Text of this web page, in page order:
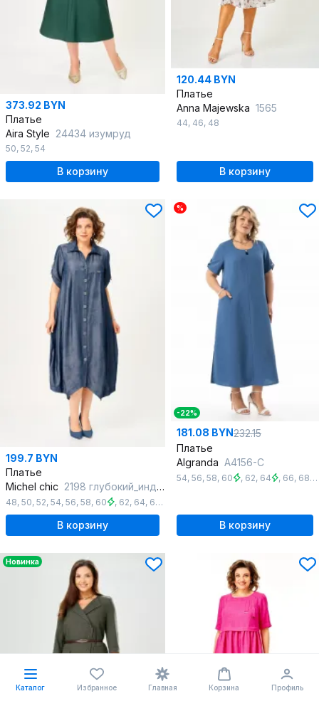
373.92 BYN
Платье
Aira Style 24434 изумруд
50, 52, 54
В корзину
120.44 BYN
Платье
Anna Majewska 1565
44, 46, 48
В корзину
199.7 BYN
Платье
Michel chic 2198 глубокий_индиго
48, 50, 52, 54, 56, 58, 60 , 62, 64, 66 ,
В корзину
%
-22%
181.08 BYN232.15
Платье
Algranda А4156-С
54, 56, 58, 60 , 62, 64 , 66, 68,
В корзину
Новинка
Каталог Избранное Главная Корзина Профиль